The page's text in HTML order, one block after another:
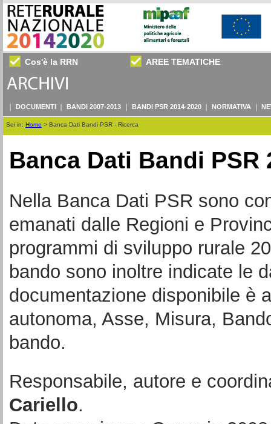
Cos'è la RRN AREE TEMATICHE
DOCUMENTI BANDI 2007-2013 BANDI PSR 2014-2020 NORMATIVA
Sei in: Home > Banca Dati Bandi PSR - Ricerca
Banca Dati Bandi PSR
Nella Banca Dati PSR sono
emanati dalle Regioni e
programmi di sviluppo rurale
bando sono inoltre indicate le
documentazione disponibile è
autonoma, Asse, Misura,
bando.
Responsabile, autore e
Cariello.